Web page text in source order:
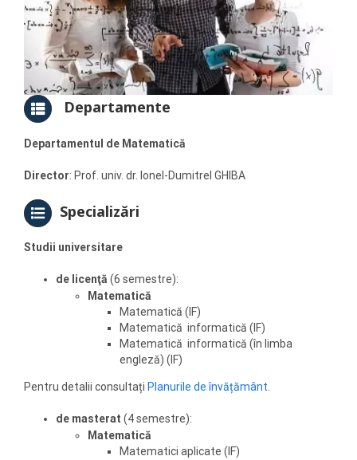
Departamente
Departamentul de Matematică
Director: Prof. univ. dr. Ionel-Dumitrel GHIBA
Specializări
Studii universitare
de licenţă (6 semestre):
Matematică
Matematică (IF)
Matematică informatică (IF)
Matematică informatică (în limba
engleză) (IF)
Pentru detalii consultați Planurile de învățământ.
de masterat (4 semestre):
Matematică
Matematici aplicate (IF)